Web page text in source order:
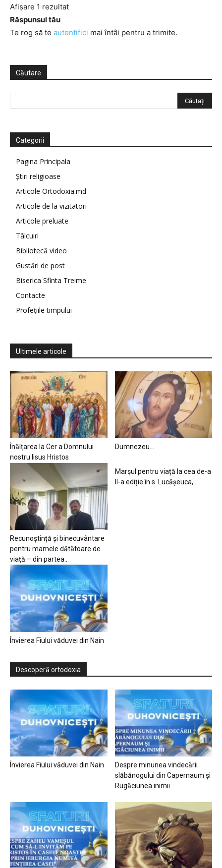
Afișare 1 rezultat
Răspunsul tău
Te rog să te autentifici mai întâi pentru a trimite.
Căutare
Categorii
Pagina Principala
Știri religioase
Articole Ortodoxia.md
Articole de la vizitatori
Articole preluate
Tâlcuiri
Bibliotecă video
Gustări de post
Biserica Sfinta Treime
Contacte
Profețiile timpului
Ultimele articole
Înălțarea la Cer a Domnului
nostru Iisus Hristos
Dumnezeu…
Recunoștință și binecuvântare
pentru mamele dătătoare de
viață – din partea...
Marșul pentru viață la cea de-a
II-a ediție în s. Lucășeuca,...
Învierea Fiului văduvei din Nain
Descoperă ortodoxia
Învierea Fiului văduvei din Nain
Despre minunea vindecării
slăbănogului din Capernaum și
Rugăciunea inimii